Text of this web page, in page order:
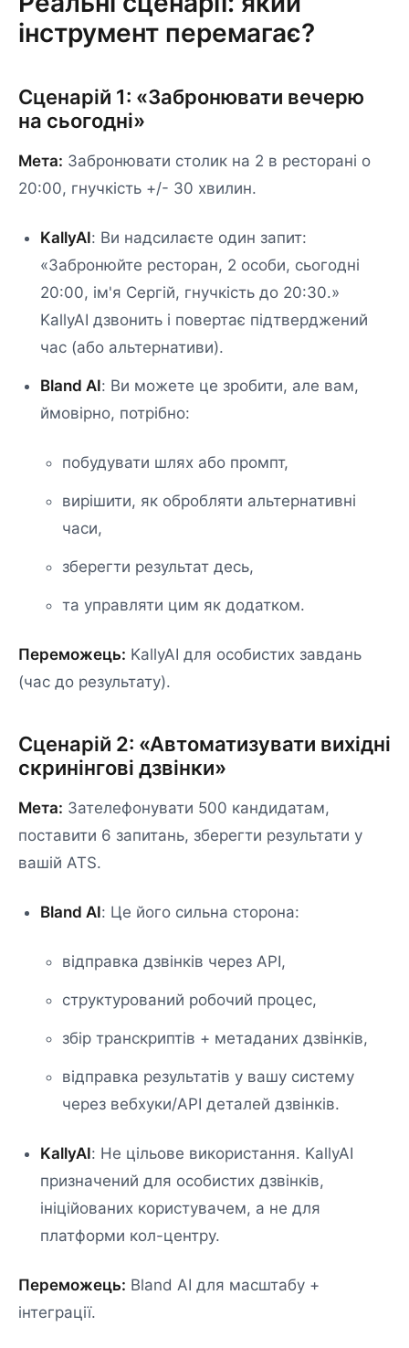
інструмент перемагає?
Сценарій 1: «Забронювати вечерю
на сьогодні»
Мета: Забронювати столик на 2 в ресторані о
20:00, гнучкість +/- 30 хвилин.
KallyAI: Ви надсилаєте один запит:
«Забронюйте ресторан, 2 особи, сьогодні
20:00, ім'я Сергій, гнучкість до 20:30.»
KallyAI дзвонить і повертає підтверджений
час (або альтернативи).
Bland AI: Ви можете це зробити, але вам,
ймовірно, потрібно:
побудувати шлях або промпт,
вирішити, як обробляти альтернативні
часи,
зберегти результат десь,
та управляти цим як додатком.
Переможець: KallyAI для особистих завдань
(час до результату).
Сценарій 2: «Автоматизувати вихідні
скринінгові дзвінки»
Мета: Зателефонувати 500 кандидатам,
поставити 6 запитань, зберегти результати у
вашій ATS.
Bland AI: Це його сильна сторона:
відправка дзвінків через API,
структурований робочий процес,
збір транскриптів + метаданих дзвінків,
відправка результатів у вашу систему
через вебхуки/API деталей дзвінків.
KallyAI: Не цільове використання. KallyAI
призначений для особистих дзвінків,
ініційованих користувачем, а не для
платформи кол-центру.
Переможець: Bland AI для масштабу +
інтеграції.